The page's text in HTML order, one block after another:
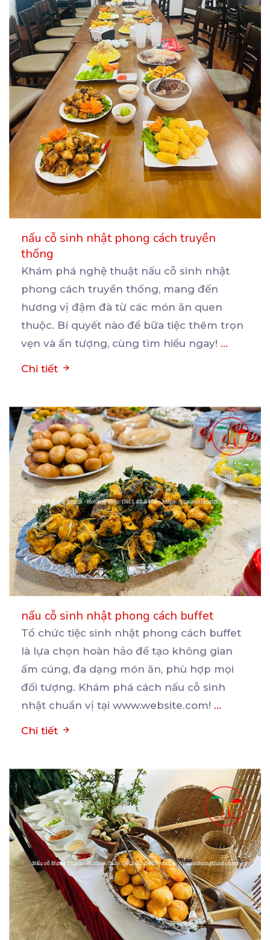
nấu cỗ sinh nhật phong cách truyền
thống
Khám phá nghệ thuật nấu cỗ sinh nhật
phong cách truyền thống, mang đến
hương vị đậm đà từ các món ăn quen
thuộc. Bí quyết nào để bữa tiệc thêm trọn
vẹn và ấn tượng, cùng tìm hiểu ngay! ...
Chi tiết
nấu cỗ sinh nhật phong cách buffet
Tổ chức tiệc sinh nhật phong cách buffet
là lựa chọn hoàn hảo để tạo không gian
ấm cúng, đa dạng món ăn, phù hợp mọi
đối tượng. Khám phá cách nấu cỗ sinh
nhật chuẩn vị tại www.website.com! ...
Chi tiết